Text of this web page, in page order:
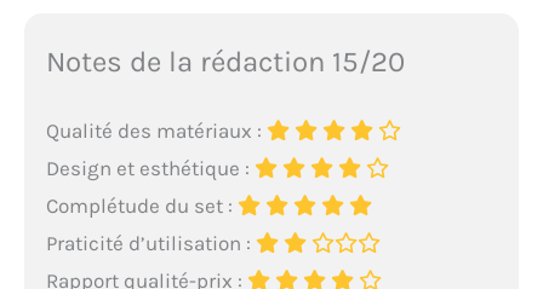
Notes de la rédaction 15/20
Qualité des matériaux :
Design et esthétique :
Complétude du set :
Praticité d’utilisation :
Rapport qualité-prix :